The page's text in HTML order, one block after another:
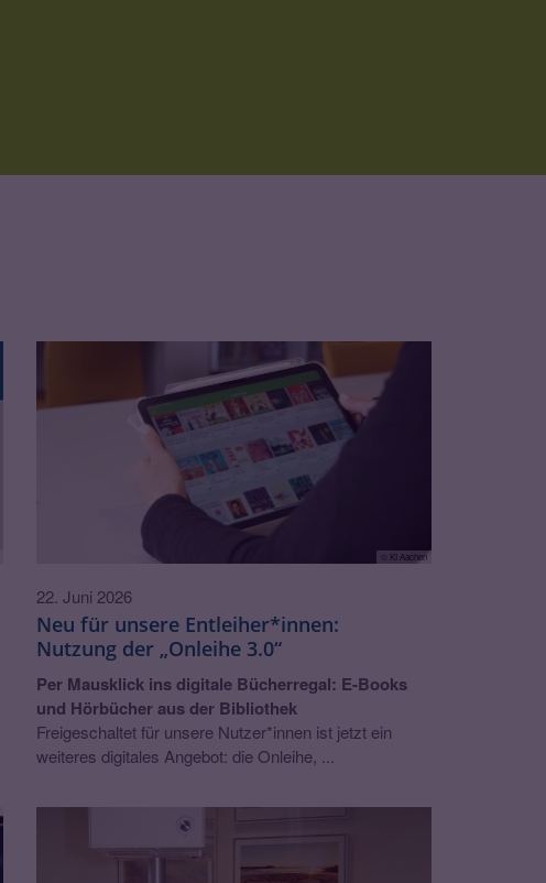
© KI Aachen
Neu für unsere Entleiher*innen:
Nutzung der „Onleihe 3.0“
22. Juni 2026
Per Mausklick ins digitale Bücherregal: E-Books
und Hörbücher aus der Bibliothek
Freigeschaltet für unsere Nutzer*innen ist jetzt ein
weiteres digitales Angebot: die Onleihe, ...